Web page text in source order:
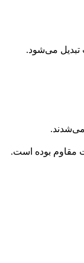
تبدیل می‌شود.
مقاوم بوده است.